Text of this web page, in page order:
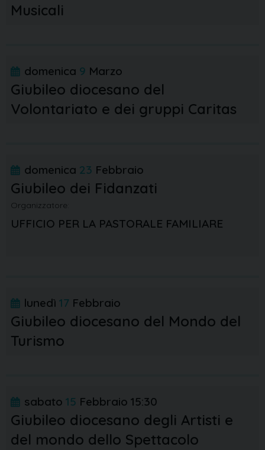
Musicali
domenica 9 Marzo
Giubileo diocesano del
Volontariato e dei gruppi Caritas
domenica 23 Febbraio
Giubileo dei Fidanzati
Organizzatore:
UFFICIO PER LA PASTORALE FAMILIARE
lunedì 17 Febbraio
Giubileo diocesano del Mondo del
Turismo
sabato 15 Febbraio 15:30
Giubileo diocesano degli Artisti e
del mondo dello Spettacolo